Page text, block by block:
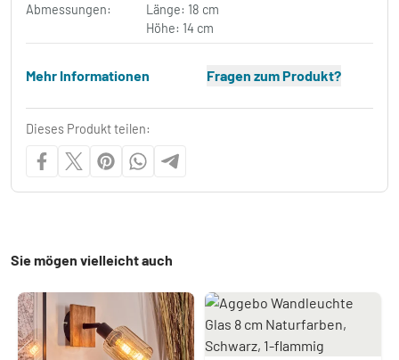
Abmessungen:
Länge: 18 cm
Höhe: 14 cm
Mehr Informationen Fragen zum Produkt?
Dieses Produkt teilen:
Sie mögen vielleicht auch